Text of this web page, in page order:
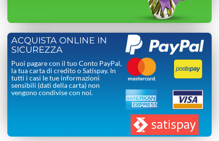
ACQUISTA ONLINE IN
SICUREZZA
Puoi pagare con il tuo Conto PayPal,
la tua carta di credito o Satispay. In
tutti i casi le tue informazioni
sensibili (dati della carta) non
vengono condivise con noi.